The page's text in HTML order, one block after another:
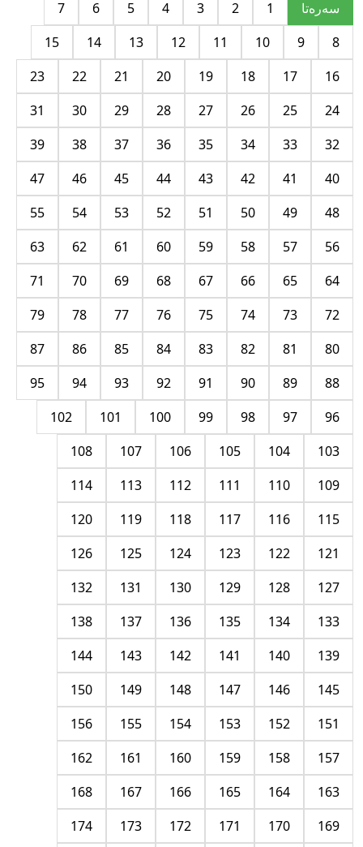
سه‌ره‌تا 1
2
3
4
5
6
7
8
9
10
11
12
13
14
15
16
17
18
19
20
21
22
23
24
25
26
27
28
29
30
31
32
33
34
35
36
37
38
39
40
41
42
43
44
45
46
47
48
49
50
51
52
53
54
55
56
57
58
59
60
61
62
63
64
65
66
67
68
69
70
71
72
73
74
75
76
77
78
79
80
81
82
83
84
85
86
87
88
89
90
91
92
93
94
95
96
97
98
99
100
101
102
103
104
105
106
107
108
109
110
111
112
113
114
115
116
117
118
119
120
121
122
123
124
125
126
127
128
129
130
131
132
133
134
135
136
137
138
139
140
141
142
143
144
145
146
147
148
149
150
151
152
153
154
155
156
157
158
159
160
161
162
163
164
165
166
167
168
169
170
171
172
173
174